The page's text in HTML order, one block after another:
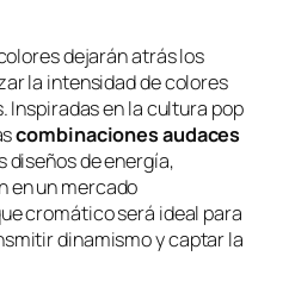
dejarán atrás los
la intensidad de colores
Inspiradas en la cultura pop
combinaciones audaces
diseños de energía,
en un mercado
cromático será ideal para
dinamismo y captar la